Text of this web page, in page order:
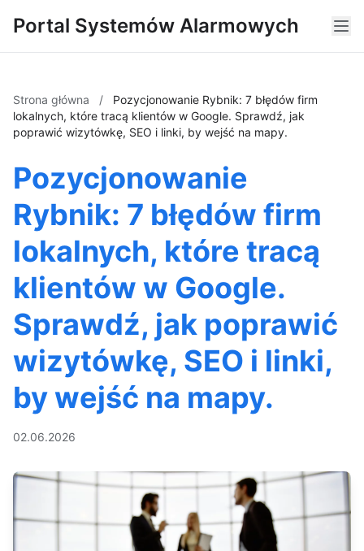
Portal Systemów Alarmowych
Strona główna /
Pozycjonowanie Rybnik: 7 błędów firm
lokalnych, które tracą klientów w Google. Sprawdź, jak
poprawić wizytówkę, SEO i linki, by wejść na mapy.
Pozycjonowanie
Rybnik: 7 błędów firm
lokalnych, które tracą
klientów w Google.
Sprawdź, jak poprawić
wizytówkę, SEO i linki,
by wejść na mapy.
02.06.2026